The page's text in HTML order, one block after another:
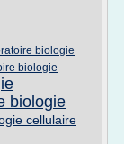
biologie
biologie
biologie
cellulaire